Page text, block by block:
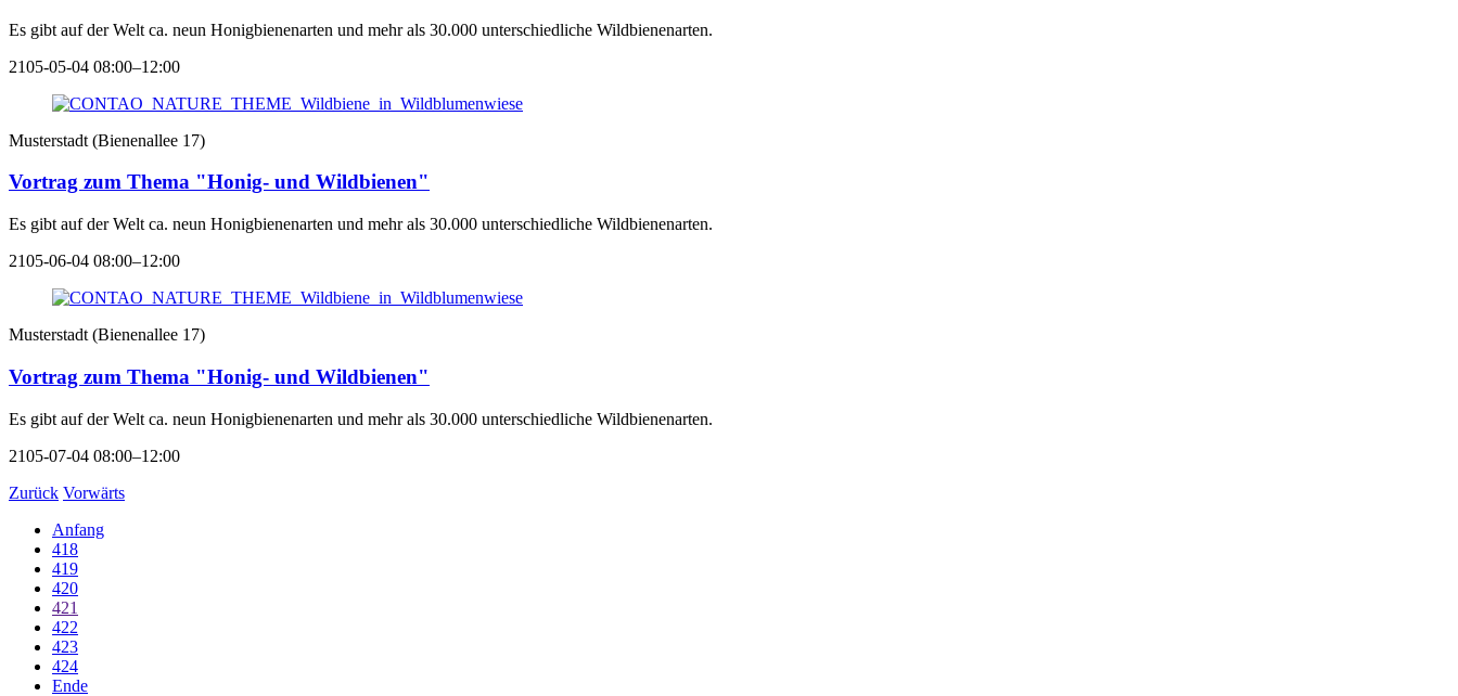
Es gibt auf der Welt ca. neun Honigbienenarten und mehr als 30.000 unterschiedliche Wildbienenarten.
2105-05-04 08:00–12:00
Musterstadt (Bienenallee 17)
Vortrag zum Thema "Honig- und Wildbienen"
Es gibt auf der Welt ca. neun Honigbienenarten und mehr als 30.000 unterschiedliche Wildbienenarten.
2105-06-04 08:00–12:00
Musterstadt (Bienenallee 17)
Vortrag zum Thema "Honig- und Wildbienen"
Es gibt auf der Welt ca. neun Honigbienenarten und mehr als 30.000 unterschiedliche Wildbienenarten.
2105-07-04 08:00–12:00
Zurück Vorwärts
Anfang
418
419
420
421
422
423
424
Ende